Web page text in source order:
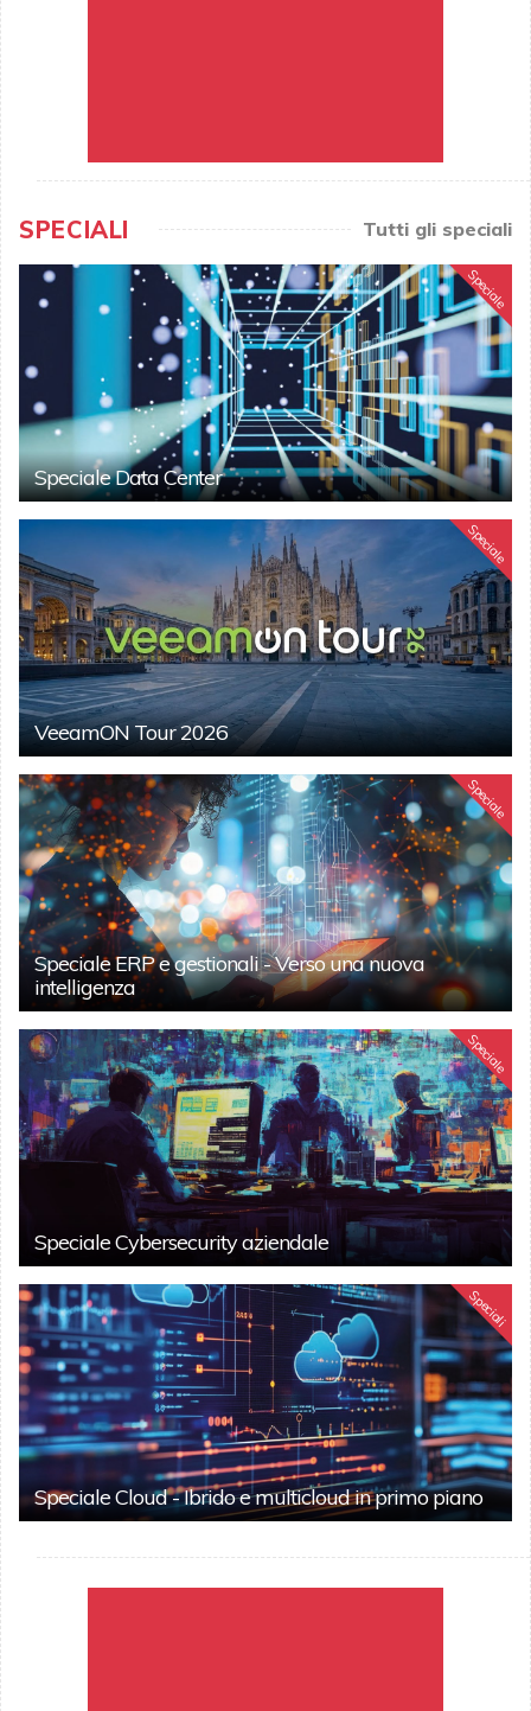
SPECIALI Tutti gli speciali
Speciale
Speciale Data Center
Speciale
VeeamON Tour 2026
Speciale
Speciale ERP e gestionali - Verso una nuova
intelligenza
Speciale
Speciale Cybersecurity aziendale
Speciali
Speciale Cloud - Ibrido e multicloud in primo piano